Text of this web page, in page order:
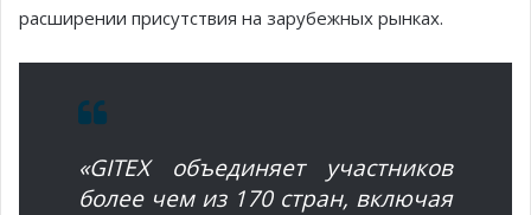
расширении присутствия на зарубежных рынках.
«GITEX объединяет участников
более чем из 170 стран, включая